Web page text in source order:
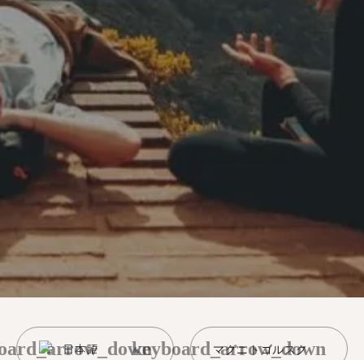
日本語 マグニトゴルスク
keyboard_arrow_down